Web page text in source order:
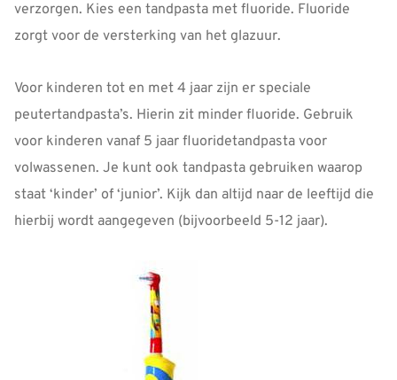
verzorgen. Kies een tandpasta met fluoride. Fluoride
zorgt voor de versterking van het glazuur.
Voor kinderen tot en met 4 jaar zijn er speciale
peutertandpasta’s. Hierin zit minder fluoride. Gebruik
voor kinderen vanaf 5 jaar fluoridetandpasta voor
volwassenen. Je kunt ook tandpasta gebruiken waarop
staat ‘kinder’ of ‘junior’. Kijk dan altijd naar de leeftijd die
hierbij wordt aangegeven (bijvoorbeeld 5-12 jaar).